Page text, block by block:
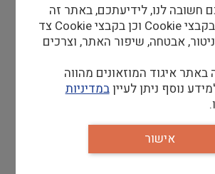
הזמנות פעילות מחלקת חינוך
חשובה לנו, לידיעתכם, באתר זה
נעשה שימוש בקבצי Cookie וכן בקבצי Cookie צד
אבטחה, שיפור האתר, וצרכים
איגוד המוזאונים מהווה
נוסף ניתן לעייןבמדיניות
אישור